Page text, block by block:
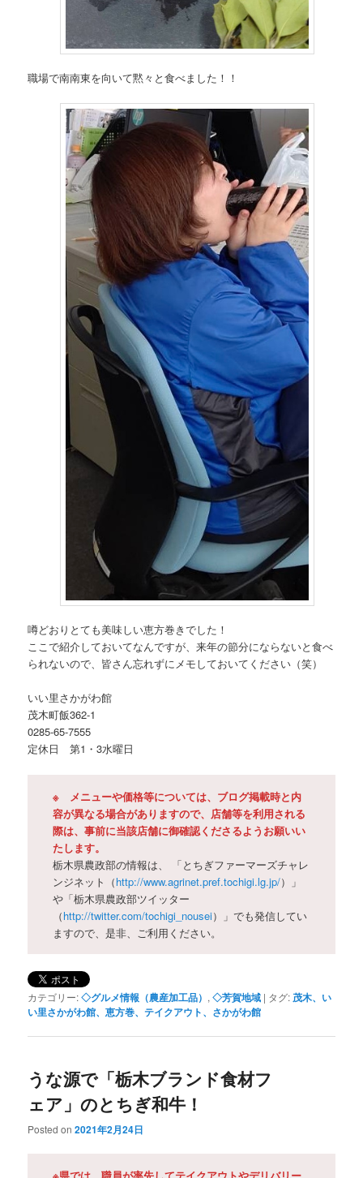
職場で南南東を向いて黙々と食べました！！
噂どおりとても美味しい恵方巻きでした！
ここで紹介しておいてなんですが、来年の節分にならないと食べ
られないので、皆さん忘れずにメモしておいてください（笑）
いい里さかがわ館
茂木町飯362-1
0285-65-7555
定休日 第1・3水曜日
※ メニューや価格等については、ブログ掲載時と内
容が異なる場合がありますので、店舗等を利用される
際は、事前に当該店舗に御確認くださるようお願いい
たします。
栃木県農政部の情報は、 「とちぎファーマーズチャレ
ンジネット（http://www.agrinet.pref.tochigi.lg.jp/）」
や「栃木県農政部ツイッター
（http://twitter.com/tochigi_nousei）」でも発信してい
ますので、是非、ご利用ください。
カテゴリー:◇グルメ情報（農産加工品） ,◇芳賀地域 | タグ: 茂木、い
い里さかがわ館、恵方巻、テイクアウト、さかがわ館
うな源で「栃木ブランド食材フ
ェア」のとちぎ和牛！
Posted on2021年2月24日